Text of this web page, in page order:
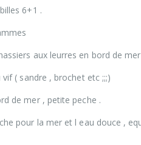
6+1 .
aux leurres en bord de
vif ( sandre , brochet etc ;;;)
de mer , petite peche .
pour la mer et l eau douce ,